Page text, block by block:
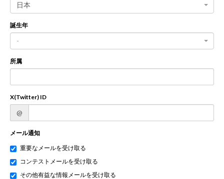
日本
誕生年
-
所属
X(Twitter) ID
@
メール通知
重要なメールを受け取る
コンテストメールを受け取る
その他有益な情報メールを受け取る